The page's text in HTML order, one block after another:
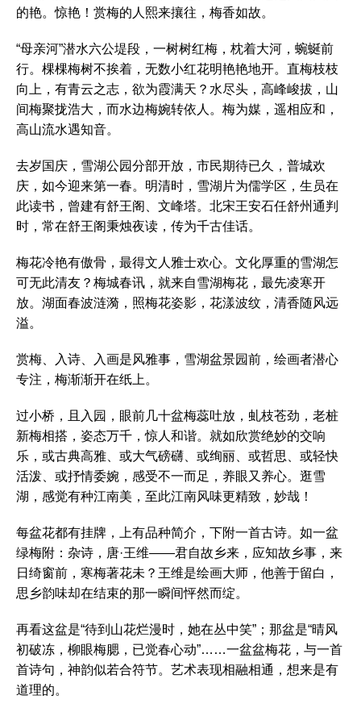
的艳。惊艳！赏梅的人熙来攘往，梅香如故。
“母亲河”潜水六公堤段，一树树红梅，枕着大河，蜿蜒前
行。棵棵梅树不挨着，无数小红花明艳艳地开。直梅枝枝
向上，有青云之志，欲为霞满天？水尽头，高峰峻拔，山
间梅聚拢浩大，而水边梅婉转依人。梅为媒，遥相应和，
高山流水遇知音。
去岁国庆，雪湖公园分部开放，市民期待已久，普城欢
庆，如今迎来第一春。明清时，雪湖片为儒学区，生员在
此读书，曾建有舒王阁、文峰塔。北宋王安石任舒州通判
时，常在舒王阁秉烛夜读，传为千古佳话。
梅花冷艳有傲骨，最得文人雅士欢心。文化厚重的雪湖怎
可无此清友？梅城春讯，就来自雪湖梅花，最先凌寒开
放。湖面春波涟漪，照梅花姿影，花漾波纹，清香随风远
溢。
赏梅、入诗、入画是风雅事，雪湖盆景园前，绘画者潜心
专注，梅渐渐开在纸上。
过小桥，且入园，眼前几十盆梅蕊吐放，虬枝苍劲，老桩
新梅相搭，姿态万千，惊人和谐。就如欣赏绝妙的交响
乐，或古典高雅、或大气磅礴、或绚丽、或哲思、或轻快
活泼、或抒情委婉，感受不一而足，养眼又养心。逛雪
湖，感觉有种江南美，至此江南风味更精致，妙哉！
每盆花都有挂牌，上有品种简介，下附一首古诗。如一盆
绿梅附：杂诗，唐·王维——君自故乡来，应知故乡事，来
日绮窗前，寒梅著花未？王维是绘画大师，他善于留白，
思乡韵味却在结束的那一瞬间怦然而绽。
再看这盆是“待到山花烂漫时，她在丛中笑”；那盆是“晴风
初破冻，柳眼梅腮，已觉春心动”……一盆盆梅花，与一首
首诗句，神韵似若合符节。艺术表现相融相通，想来是有
道理的。